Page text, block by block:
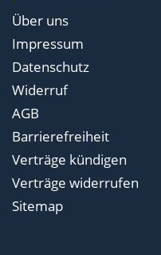
Über uns
Impressum
Datenschutz
Widerruf
AGB
Barrierefreiheit
Verträge kündigen
Verträge widerrufen
Sitemap